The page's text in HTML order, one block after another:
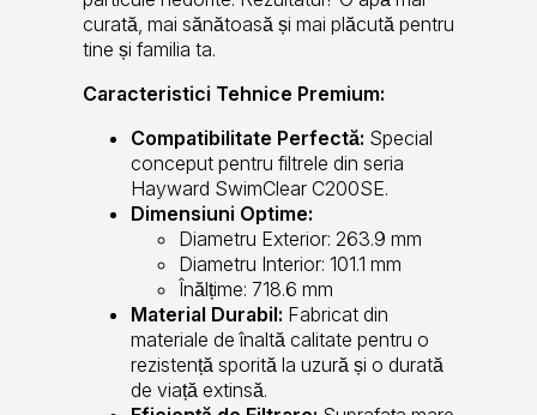
curată, mai sănătoasă și mai plăcută pentru
tine și familia ta.
Caracteristici Tehnice Premium:
Compatibilitate Perfectă: Special
conceput pentru filtrele din seria
Hayward SwimClear C200SE.
Dimensiuni Optime:
Diametru Exterior: 263.9 mm
Diametru Interior: 101.1 mm
Înălțime: 718.6 mm
Material Durabil: Fabricat din
materiale de înaltă calitate pentru o
rezistență sporită la uzură și o durată
de viață extinsă.